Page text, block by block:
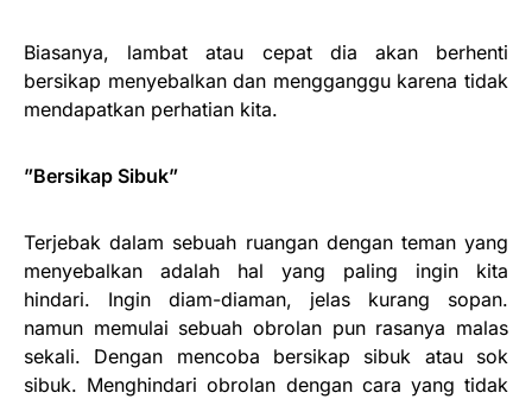
Biasanya, lambat atau cepat dia akan berhenti
bersikap menyebalkan dan mengganggu karena tidak
mendapatkan perhatian kita.
”Bersikap Sibuk”
Terjebak dalam sebuah ruangan dengan teman yang
menyebalkan adalah hal yang paling ingin kita
hindari. Ingin diam-diaman, jelas kurang sopan.
namun memulai sebuah obrolan pun rasanya malas
sekali. Dengan mencoba bersikap sibuk atau sok
sibuk. Menghindari obrolan dengan cara yang tidak